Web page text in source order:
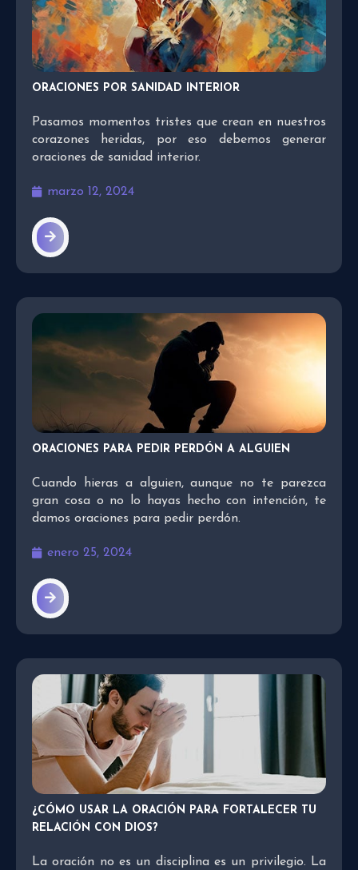
ORACIONES POR SANIDAD INTERIOR
Pasamos momentos tristes que crean en nuestros
corazones heridas, por eso debemos generar
oraciones de sanidad interior.
marzo 12, 2024
ORACIONES PARA PEDIR PERDÓN A ALGUIEN
Cuando hieras a alguien, aunque no te parezca
gran cosa o no lo hayas hecho con intención, te
damos oraciones para pedir perdón.
enero 25, 2024
¿CÓMO USAR LA ORACIÓN PARA FORTALECER TU
RELACIÓN CON DIOS?
La oración no es un disciplina es un privilegio. La